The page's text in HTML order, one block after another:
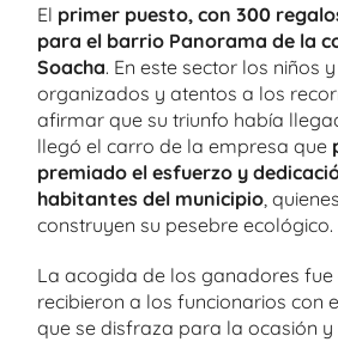
El primer puesto, con 300
para el barrio Panorama de la
Soacha. En este sector los niños
organizados y atentos a los
afirmar que su triunfo había
llegó el carro de la empresa que
premiado el esfuerzo y
habitantes del municipio ,
construyen su pesebre ecológico.
La acogida de los ganadores fue
recibieron a los funcionarios con
que se disfraza para la ocasión